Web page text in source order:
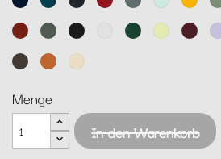
OckerRosmarin
Lakritz Baumwollweiß
Zederngrün
TonkaKandierte
Latte-
Menge
In den Warenkorb